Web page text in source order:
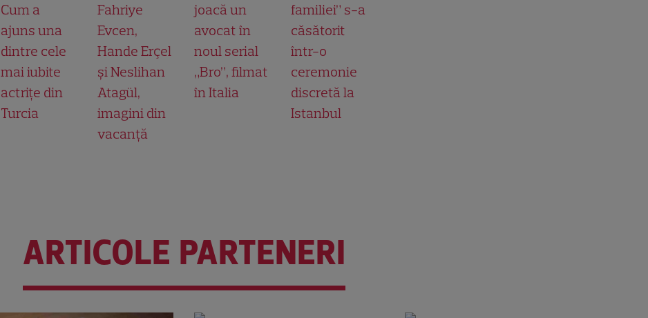
Cum a
ajuns una
dintre cele
mai iubite
actrițe din
Turcia
Fahriye
Evcen,
Hande Erçel
și Neslihan
Atagül,
imagini din
vacanță
joacă un
avocat în
noul serial
„Bro”, filmat
în Italia
familiei” s-a
căsătorit
într-o
ceremonie
discretă la
Istanbul
ARTICOLE PARTENERI